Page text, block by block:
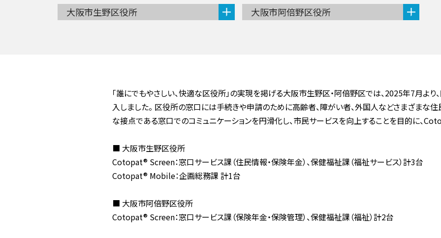
大阪市生野区役所 大阪市阿倍野区役所
「誰にでもやさしい、快適な区役所」の実現を掲げる大阪市生野区・阿倍野区では、2025年7月よ
入しました。 区役所の窓口には手続きや申請のために高齢者、障がい者、外国人などさまざまな
な接点である窓口でのコミュニケーションを円滑化し、市民サービスを向上することを目的に、
■ 大阪市生野区役所
Cotopat® Screen：窓口サービス課（住民情報・保険年金）、保健福祉課（福祉サービス）計3台
Cotopat® Mobile：企画総務課 計1台
■ 大阪市阿倍野区役所
Cotopat® Screen：窓口サービス課（保険年金・保険管理）、保健福祉課（福祉）計2台